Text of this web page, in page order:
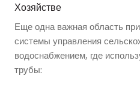
Хозяйстве
Еще одна важная область
системы управления
водоснабжением, где
трубы: